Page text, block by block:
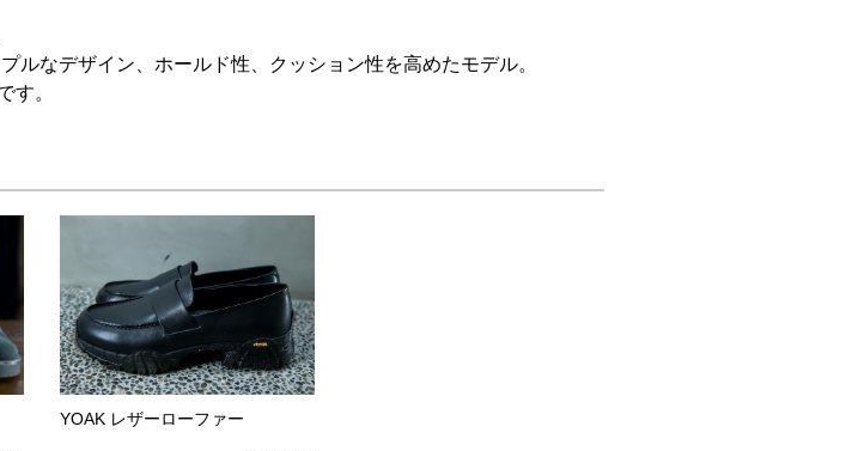
なデザイン、ホールド性、クッション性を高めたモデル。
す。
YOAK レザーローファー